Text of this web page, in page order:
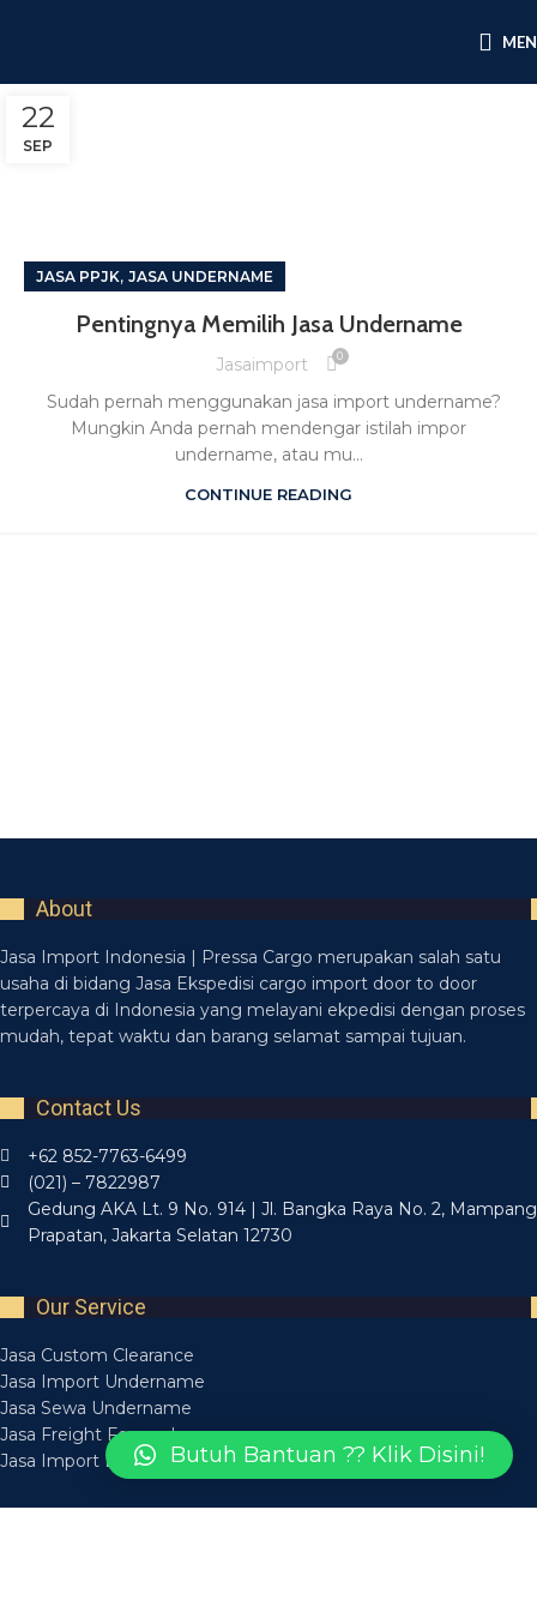
22
SEP
JASA PPJK, JASA UNDERNAME
Pentingnya Memilih Jasa Undername
Jasaimport 0
Sudah pernah menggunakan jasa import undername?
Mungkin Anda pernah mendengar istilah impor
undername, atau mu...
CONTINUE READING
About
Jasa Import Indonesia | Pressa Cargo merupakan salah satu
usaha di bidang Jasa Ekspedisi cargo import door to door
terpercaya di Indonesia yang melayani ekpedisi dengan proses
mudah, tepat waktu dan barang selamat sampai tujuan.
Contact Us
+62 852-7763-6499
(021) – 7822987
Gedung AKA Lt. 9 No. 914 | Jl. Bangka Raya No. 2, Mampang
Prapatan, Jakarta Selatan 12730
Our Service
Jasa Custom Clearance
Jasa Import Undername
Jasa Sewa Undername
Jasa Freight Forwarder
Jasa Import BoronganButuh Bantuan ?? Klik Disini!